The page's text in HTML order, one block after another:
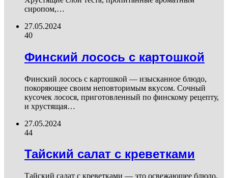
сиропом,…
27.05.2024
40
Финский лосось с картошкой
Финский лосось с картошкой — изысканное блюдо,
покоряющее своим неповторимым вкусом. Сочный
кусочек лосося, приготовленный по финскому рецепту,
и хрустящая…
27.05.2024
44
Тайский салат с креветками
Тайский салат с креветками — это освежающее блюдо,